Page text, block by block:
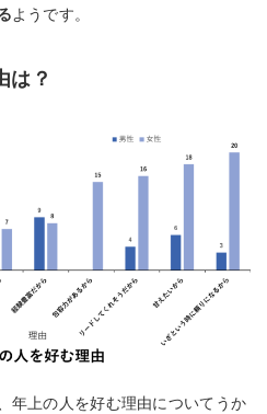
ようです。
は？
年上の人を好む理由についてうか